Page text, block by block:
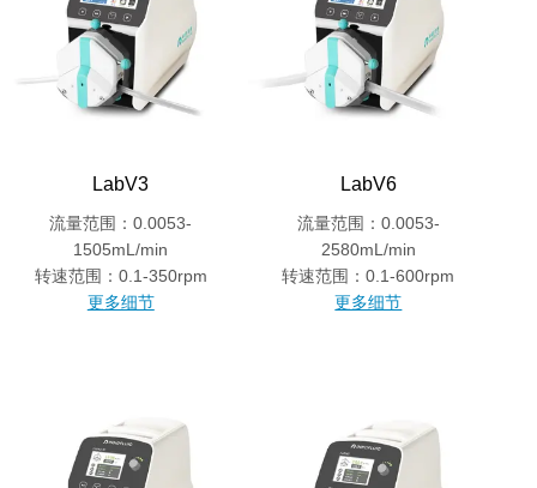
LabV3
流量范围：0.0053-
1505mL/min
转速范围：0.1-350rpm
更多细节
LabV6
流量范围：0.0053-
2580mL/min
转速范围：0.1-600rpm
更多细节